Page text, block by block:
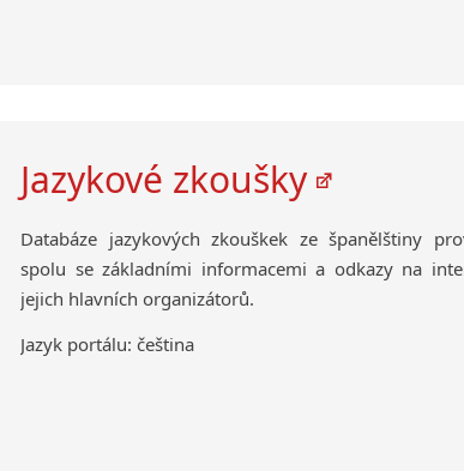
Jazykové zkoušky
Databáze jazykových zkouškek ze španělštiny
spolu se základními informacemi a odkazy na
jejich hlavních organizátorů.
Jazyk portálu: čeština